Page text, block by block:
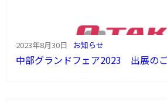
2023年8月30日 お知らせ
中部グランドフェア2023 出展の